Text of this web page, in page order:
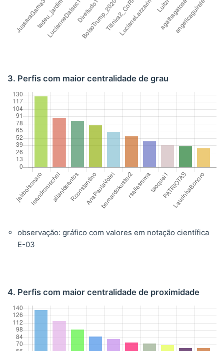
3. Perfis com maior centralidade de grau
observação: gráfico com valores em notação científica
E-03
4. Perfis com maior centralidade de proximidade